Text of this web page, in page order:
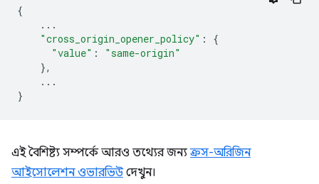
{
...
"cross_origin_opener_policy" :
{
"value" :
"same-origin"
},
...
}
এই বৈশিষ্ট্য সম্পর্কে আরও তথ্যের জন্যক্রস-অরিজিন
আইসোলেশন ওভারভিউদেখুন।